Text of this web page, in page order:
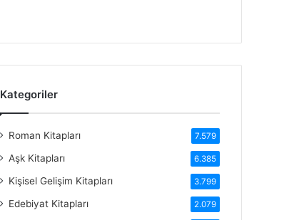
Kategoriler
Roman Kitapları 7.579
Aşk Kitapları 6.385
Kişisel Gelişim Kitapları 3.799
Edebiyat Kitapları 2.079